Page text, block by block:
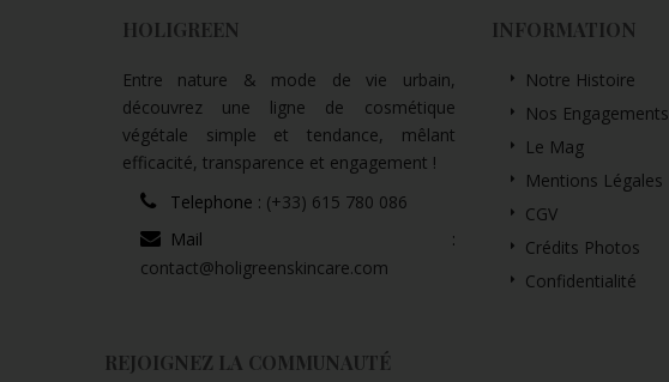
HOLIGREEN
Entre nature & mode de vie urbain,
découvrez une ligne de cosmétique
végétale simple et tendance, mêlant
efficacité, transparence et engagement !
Telephone : (+33) 615 780 086
Mail :
contact@holigreenskincare.com
INFORMATION
Notre Histoire
Nos Engagements
Le Mag
Mentions Légales
CGV
Crédits Photos
Confidentialité
REJOIGNEZ LA COMMUNAUTÉ